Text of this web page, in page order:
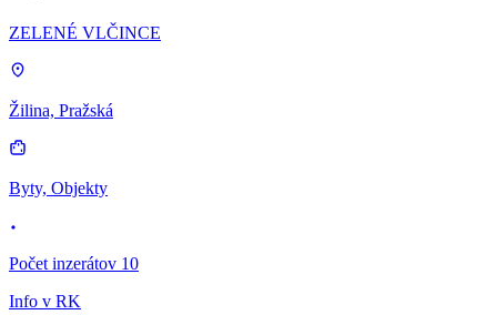
ZELENÉ VLČINCE
Žilina, Pražská
Byty, Objekty
Počet inzerátov 10
Info v RK